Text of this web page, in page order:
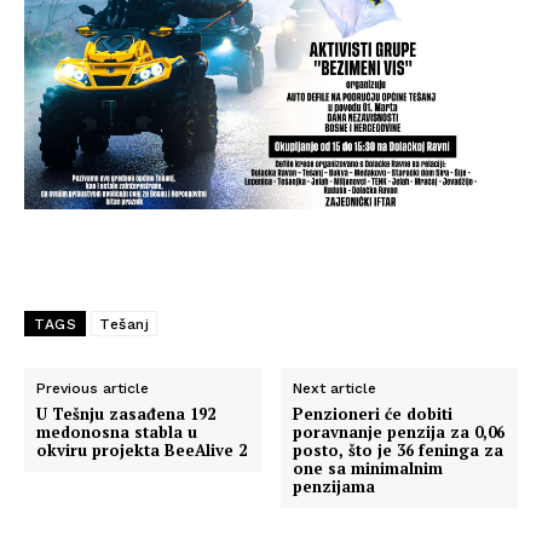
TAGS Tešanj
Previous article
U Tešnju zasađena 192
medonosna stabla u
okviru projekta BeeAlive 2
Next article
Penzioneri će dobiti
poravnanje penzija za 0,06
posto, što je 36 feninga za
one sa minimalnim
penzijama